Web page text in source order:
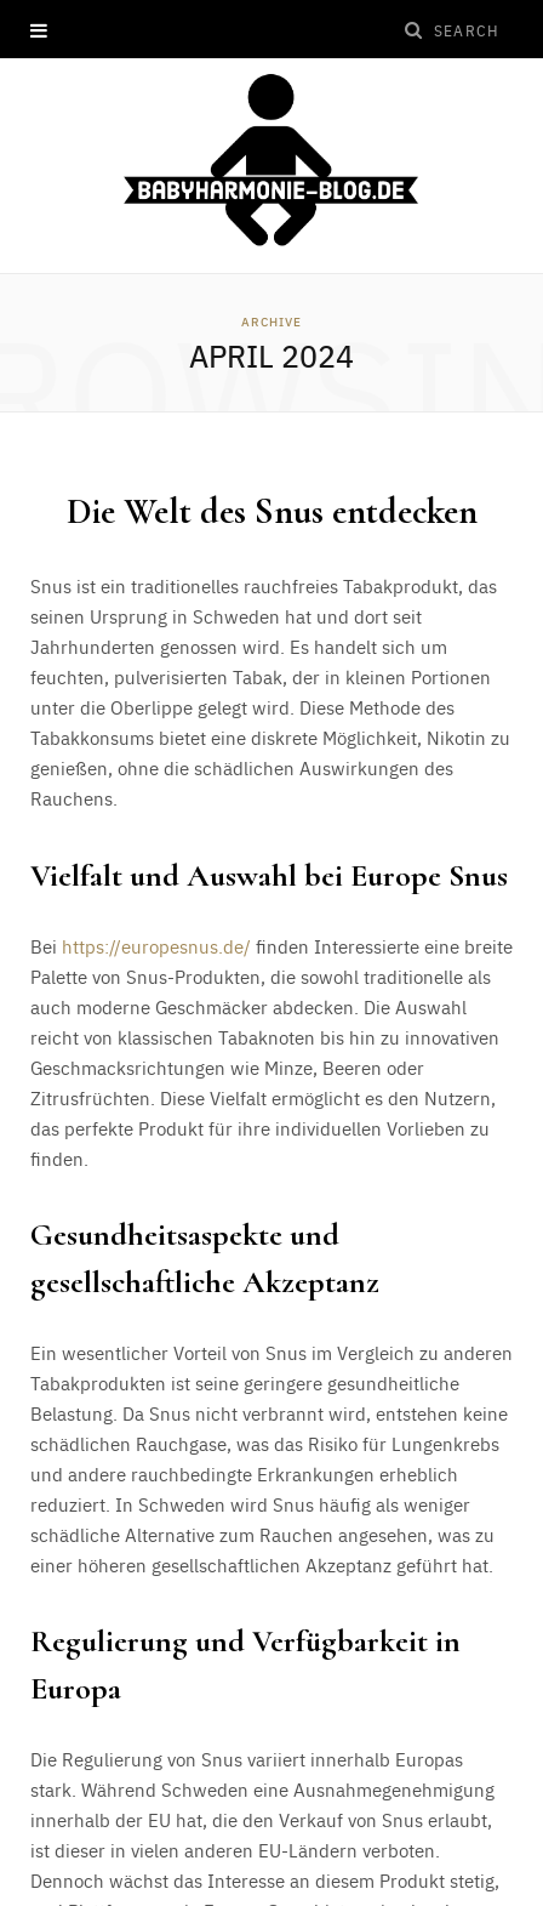
ARCHIVE
APRIL 2024
Die Welt des Snus entdecken
Snus ist ein traditionelles rauchfreies Tabakprodukt, das
seinen Ursprung in Schweden hat und dort seit
Jahrhunderten genossen wird. Es handelt sich um
feuchten, pulverisierten Tabak, der in kleinen Portionen
unter die Oberlippe gelegt wird. Diese Methode des
Tabakkonsums bietet eine diskrete Möglichkeit, Nikotin zu
genießen, ohne die schädlichen Auswirkungen des
Rauchens.
Vielfalt und Auswahl bei Europe Snus
Bei https://europesnus.de/ finden Interessierte eine breite
Palette von Snus-Produkten, die sowohl traditionelle als
auch moderne Geschmäcker abdecken. Die Auswahl
reicht von klassischen Tabaknoten bis hin zu innovativen
Geschmacksrichtungen wie Minze, Beeren oder
Zitrusfrüchten. Diese Vielfalt ermöglicht es den Nutzern,
das perfekte Produkt für ihre individuellen Vorlieben zu
finden.
Gesundheitsaspekte und
gesellschaftliche Akzeptanz
Ein wesentlicher Vorteil von Snus im Vergleich zu anderen
Tabakprodukten ist seine geringere gesundheitliche
Belastung. Da Snus nicht verbrannt wird, entstehen keine
schädlichen Rauchgase, was das Risiko für Lungenkrebs
und andere rauchbedingte Erkrankungen erheblich
reduziert. In Schweden wird Snus häufig als weniger
schädliche Alternative zum Rauchen angesehen, was zu
einer höheren gesellschaftlichen Akzeptanz geführt hat.
Regulierung und Verfügbarkeit in
Europa
Die Regulierung von Snus variiert innerhalb Europas
stark. Während Schweden eine Ausnahmegenehmigung
innerhalb der EU hat, die den Verkauf von Snus erlaubt,
ist dieser in vielen anderen EU-Ländern verboten.
Dennoch wächst das Interesse an diesem Produkt stetig,